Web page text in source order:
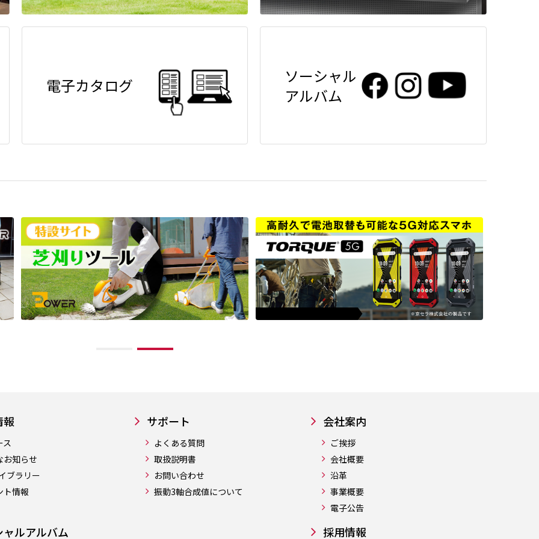
電子カタログ
ソーシャル
アルバム
報
ス
お知らせ
ブラリー
ト情報
ルアルバム
サポート
よくある質問
取扱説明書
お問い合わせ
振動3軸合成値について
会社案内
ご挨拶
会社概要
沿革
事業概要
電子公告
採用情報